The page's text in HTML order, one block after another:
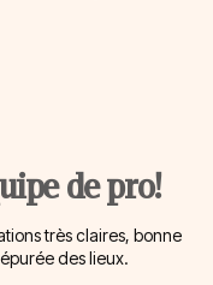
de pro!
très claires, bonne
des lieux.